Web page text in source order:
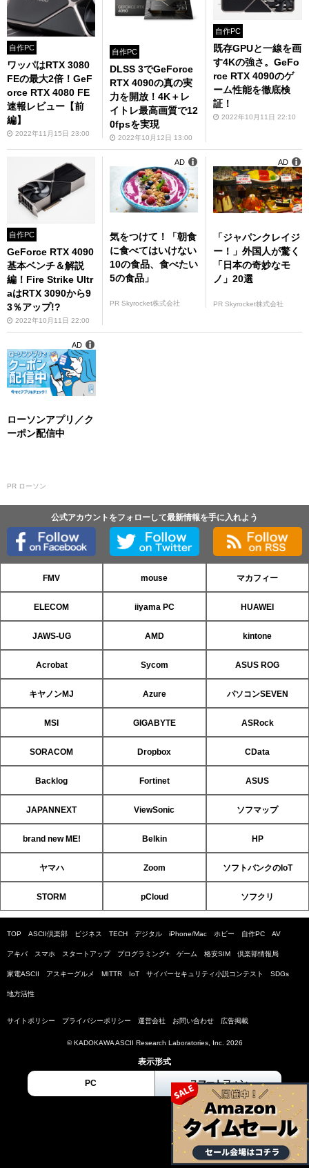
自作PC
ワッパはRTX 3080
FEの最大2倍！GeF
orce RTX 4080 FE
速報レビュー【前
編】
2022年11月15日 23:00
自作PC
DLSS 3でGeForce
RTX 4090の真の実
力を開放！4K＋レ
イトレ最高画質で12
0fpsを実現
2022年10月12日 13:00
自作PC
既存GPUと一線を画
す4Kの強さ。GeFo
rce RTX 4090のゲ
ーム性能を徹底検
証！
2022年10月11日 22:10
自作PC
GeForce RTX 4090
基本ベンチ＆解説
編！Fire Strike Ultr
aはRTX 3090から9
3％アップ!?
2022年10月11日 22:00
気をつけて！「朝食
に食べてはいけない
10の食品、食べたい
5の食品」
PR Skyrocket株式会社
AD
「ジャパンクレイジ
ー！」外国人が驚く
「日本の奇妙なモ
ノ」20選
PR Skyrocket株式会社
AD
ローソンアプリ／ク
ーポン配信中
PR ローソン
AD
公式アカウントをフォローして最新情報を手に入れよう
FMV mouse マカフィー
ELECOM iiyama PC HUAWEI
JAWS-UG AMD kintone
Acrobat Sycom ASUS ROG
キヤノンMJ Azure パソコンSEVEN
MSI GIGABYTE ASRock
SORACOM Dropbox CData
Backlog Fortinet ASUS
JAPANNEXT ViewSonic ソフマップ
brand new ME! Belkin HP
ヤマハ Zoom ソフトバンクのIoT
STORM pCloud ソフクリ
TOP ASCII倶楽部 ビジネス TECH デジタル iPhone/Mac ホビー 自作PC AV
アキバ スマホ スタートアップ プログラミング+ ゲーム 格安SIM 倶楽部情報局
家電ASCII アスキーグルメ MITTR IoT サイバーセキュリティ小説コンテスト SDGs
地方活性
サイトポリシー プライバシーポリシー 運営会社 お問い合わせ 広告掲載
© KADOKAWA ASCII Research Laboratories, Inc. 2026
表示形式
PC スマートフォン